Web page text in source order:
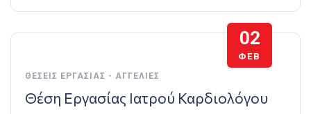
02
ΦΕΒ
ΘΈΣΕΙΣ ΕΡΓΑΣΊΑΣ - ΑΓΓΕΛΊΕΣ
Θέση Εργασίας Ιατρού Καρδιολόγου